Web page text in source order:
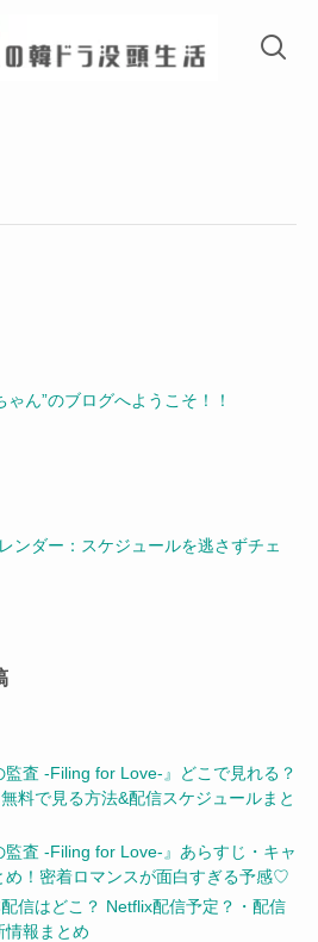
ん”のブログへようこそ！！
ンダー：スケジュールを逃さずチェ
査 -Filing for Love-』どこで見れる？
料で見る方法&配信スケジュールまと
査 -Filing for Love-』あらすじ・キャ
め！密着ロマンスが面白すぎる予感♡
配信はどこ？ Netflix配信予定？・配信
情報まとめ